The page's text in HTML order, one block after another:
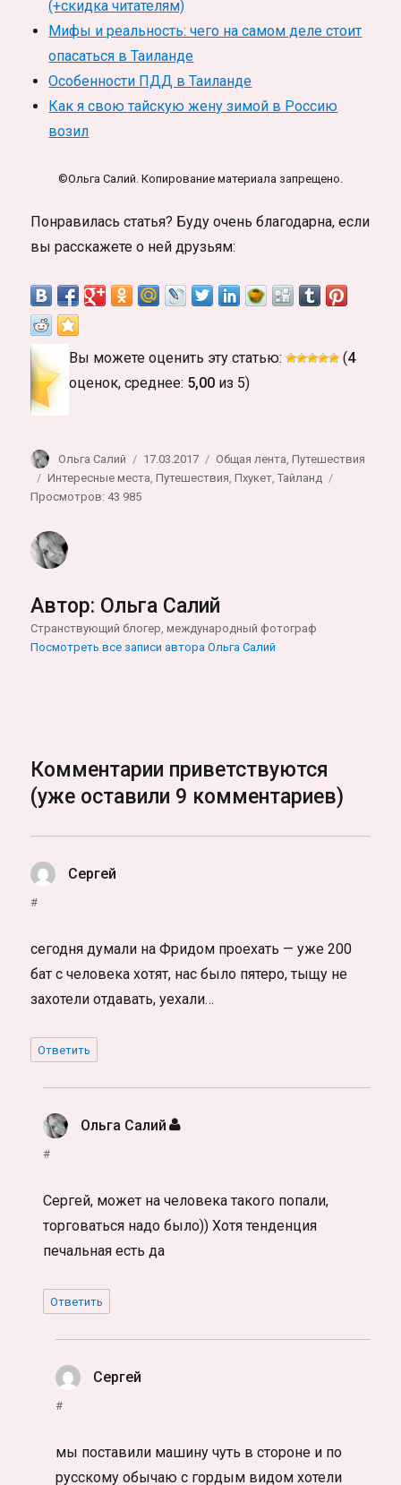
(+скидка читателям)
Мифы и реальность: чего на самом деле стоит
опасаться в Таиланде
Особенности ПДД в Таиланде
Как я свою тайскую жену зимой в Россию
возил
©Ольга Салий. Копирование материала запрещено.
Понравилась статья? Буду очень благодарна, если
вы расскажете о ней друзьям:
Вы можете оценить эту статью: (4
оценок, среднее: 5,00 из 5)
Автор
Ольга Салий Опубликовано
17.03.2017 Рубрики
Общая лента ,Путешествия
Метки
Интересные места ,Путешествия ,Пхукет ,Тайланд
Просмотров: 43 985
Автор: Ольга Салий
Странствующий блогер, международный фотограф
Посмотреть все записи автора Ольга Салий
Комментарии приветствуются
(уже оставили 9 комментариев)
Сергей
#
сегодня думали на Фридом проехать — уже 200
бат с человека хотят, нас было пятеро, тыщу не
захотели отдавать, уехали…
Ответить
Ольга Салий :
#
Сергей, может на человека такого попали,
торговаться надо было)) Хотя тенденция
печальная есть да
Ответить
Сергей
#
мы поставили машину чуть в стороне и по
русскому обычаю с гордым видом хотели